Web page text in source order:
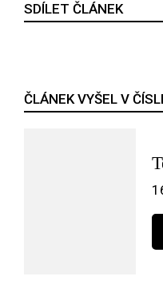
SDÍLET ČLÁNEK
ČLÁNEK VYŠEL V